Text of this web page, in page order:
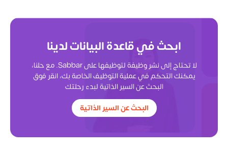
ابحث في قاعدة البيانات لدينا
لا تحتاج إلى نشر وظيفة لتوظيفها على Sabbar. مع حلنا،
يمكنك التحكم في عملية التوظيف الخاصة بك، انقر فوق
البحث عن السير الذاتية لبدء رحلتك
البحث عن السير الذاتية